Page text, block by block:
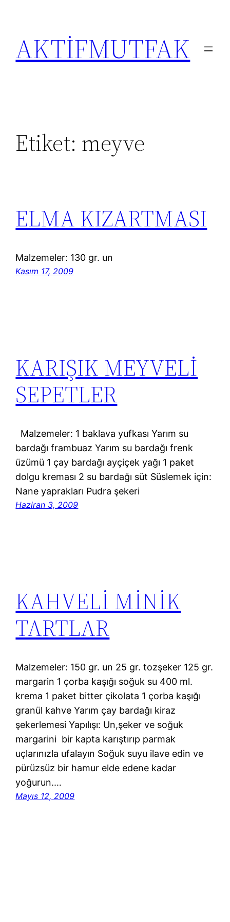
AKTİFMUTFAK
Etiket: meyve
ELMA KIZARTMASI
Malzemeler: 130 gr. un
Kasım 17, 2009
KARIŞIK MEYVELİ
SEPETLER
Malzemeler: 1 baklava yufkası Yarım su
bardağı frambuaz Yarım su bardağı frenk
üzümü 1 çay bardağı ayçiçek yağı 1 paket
dolgu kreması 2 su bardağı süt Süslemek için:
Nane yaprakları Pudra şekeri
Haziran 3, 2009
KAHVELİ MİNİK
TARTLAR
Malzemeler: 150 gr. un 25 gr. tozşeker 125 gr.
margarin 1 çorba kaşığı soğuk su 400 ml.
krema 1 paket bitter çikolata 1 çorba kaşığı
granül kahve Yarım çay bardağı kiraz
şekerlemesi Yapılışı: Un,şeker ve soğuk
margarini bir kapta karıştırıp parmak
uçlarınızla ufalayın Soğuk suyu ilave edin ve
pürüzsüz bir hamur elde edene kadar
yoğurun.…
Mayıs 12, 2009